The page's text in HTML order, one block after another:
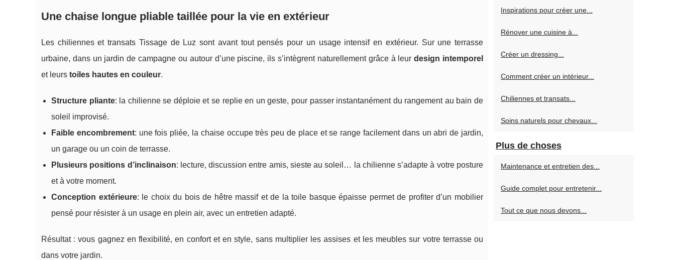
Une chaise longue pliable taillée pour la vie en extérieur
Les chiliennes et transats Tissage de Luz sont avant tout pensés pour un usage intensif en extérieur. Sur une terrasse
urbaine, dans un jardin de campagne ou autour d’une piscine, ils s’intègrent naturellement grâce à leurdesign intemporel
et leurs toiles hautes en couleur.
Structure pliante: la chilienne se déploie et se replie en un geste, pour passer instantanément du rangement au bain de
soleil improvisé.
Faible encombrement: une fois pliée, la chaise occupe très peu de place et se range facilement dans un abri de jardin,
un garage ou un coin de terrasse.
Plusieurs positions d’inclinaison: lecture, discussion entre amis, sieste au soleil… la chilienne s’adapte à votre posture
et à votre moment.
Conception extérieure: le choix du bois de hêtre massif et de la toile basque épaisse permet de profiter d’un mobilier
pensé pour résister à un usage en plein air, avec un entretien adapté.
Résultat : vous gagnez en flexibilité, en confort et en style, sans multiplier les assises et les meubles sur votre terrasse ou
dans votre jardin.
Inspirations pour créer une...
Rénover une cuisine à...
Créer un dressing...
Comment créer un intérieur...
Chiliennes et transats...
Soins naturels pour chevaux...
Plus de choses
Maintenance et entretien des...
Guide complet pour entretenir...
Tout ce que nous devons...